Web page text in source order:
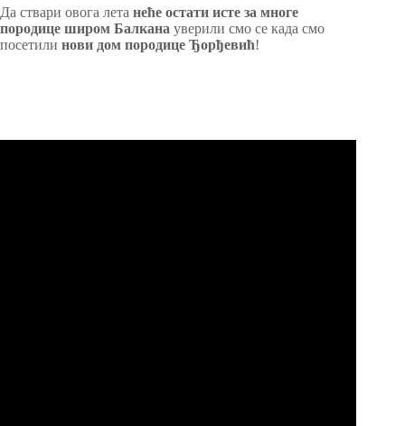
Да ствари овога лета неће остати исте за многе
породице широм Балкана уверили смо се када смо
посетили нови дом породице Ђорђевић!